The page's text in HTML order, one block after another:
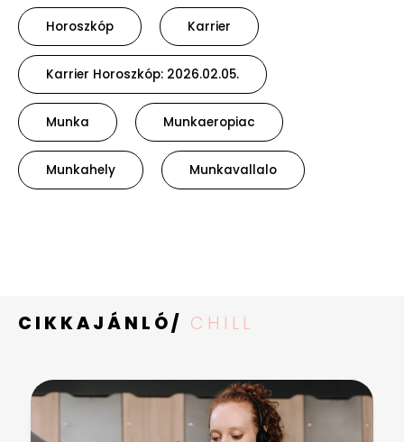
Horoszkóp Karrier
Karrier Horoszkóp: 2026.02.05.
Munka Munkaeropiac
Munkahely Munkavallalo
CIKKAJÁNLÓ/ CHILL